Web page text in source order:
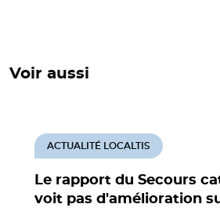
Voir aussi
Le rapport du Secours
voit pas d'amélioration
ACTUALITÉ LOCALTIS